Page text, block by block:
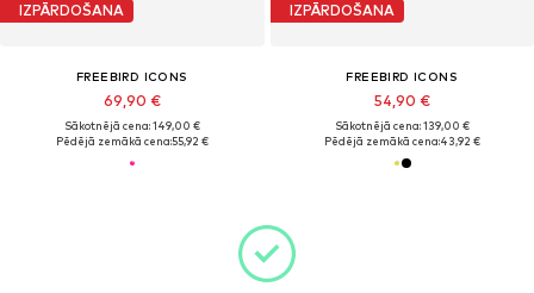
IZPĀRDOŠANA
FREEBIRD ICONS
69,90 €
Sākotnējā cena: 149,00 €
Pēdējā zemākā cena:55,92 €
IZPĀRDOŠANA
FREEBIRD ICONS
54,90 €
Sākotnējā cena: 139,00 €
Pēdējā zemākā cena:43,92 €